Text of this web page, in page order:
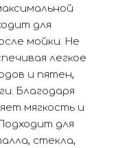
для
мойки. Не
легкое
и пятен,
Благодаря
мягкость и
для
стекла,